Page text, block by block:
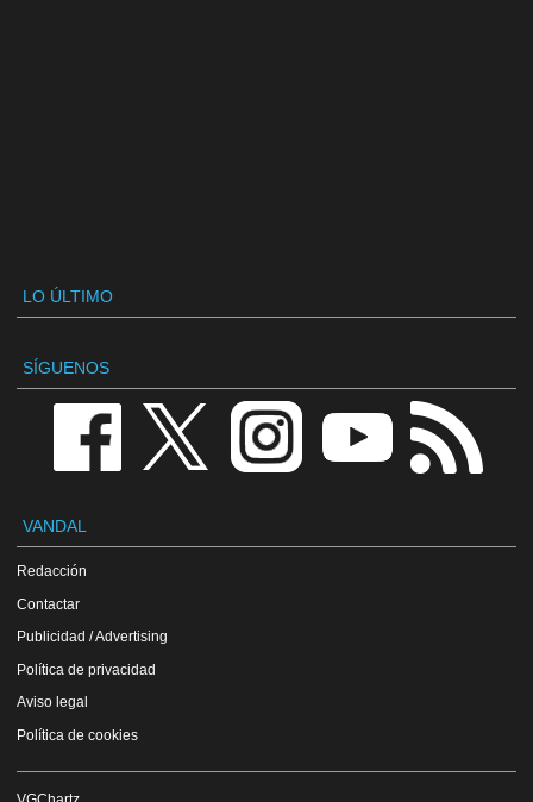
LO ÚLTIMO
SÍGUENOS
VANDAL
Redacción
Contactar
Publicidad / Advertising
Política de privacidad
Aviso legal
Política de cookies
VGChartz